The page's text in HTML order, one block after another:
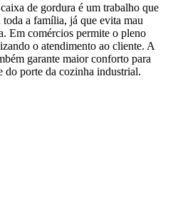
de gordura é um trabalho que
a família, já que evita mau
Em comércios permite o pleno
o atendimento ao cliente. A
garante maior conforto para
do porte da cozinha industrial.